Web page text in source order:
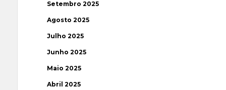
Setembro 2025
Agosto 2025
Julho 2025
Junho 2025
Maio 2025
Abril 2025